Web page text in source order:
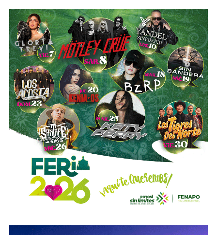
goce de sueldo, cuando este constituya su único o
principal medio para obtener ingresos.
Asimismo, se establecen sanciones para quienes, durante
un proceso judicial o existiendo una resolución firme,
enajenen intencionalmente de manera parcial o total sus
bienes con la finalidad de eludir obligaciones alimentarias.
De igual manera, se sancionará a quienes, teniendo
conocimiento de la existencia de una obligación
alimentaria o de un proceso judicial en curso, ayuden al
deudor a ocultar bienes, acepten figurar como titulares
aparentes de estos o realicen actos jurídicos simulados
con el propósito de evitar que se cumplan las
obligaciones alimentarias.
Para estas conductas se contempla una sanción de seis
meses a tres años de prisión, además de una sanción
Medida y Actualización (UMA).